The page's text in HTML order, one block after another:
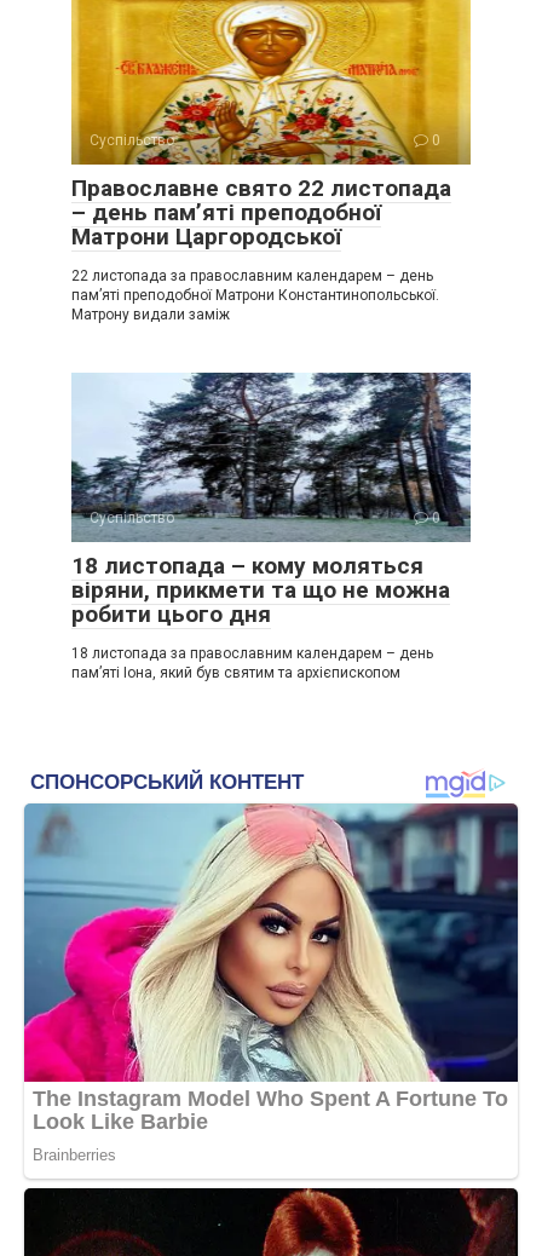
Суспільство 0
Православне свято 22 листопада
– день пам’яті преподобної
Матрони Царгородської
22 листопада за православним календарем – день
пам’яті преподобної Матрони Константинопольської.
Матрону видали заміж
Суспільство 0
18 листопада – кому моляться
віряни, прикмети та що не можна
робити цього дня
18 листопада за православним календарем – день
пам’яті Іона, який був святим та архієпископом